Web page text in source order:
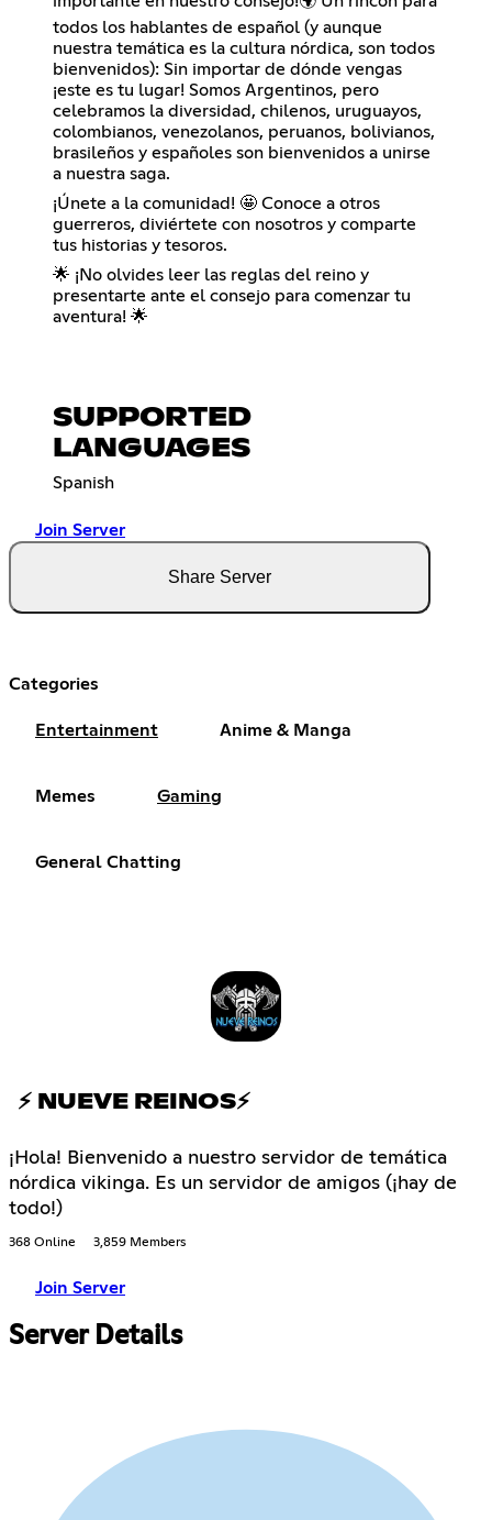
todos los hablantes de español (y aunque
nuestra temática es la cultura nórdica, son todos
bienvenidos): Sin importar de dónde vengas
¡este es tu lugar! Somos Argentinos, pero
celebramos la diversidad, chilenos, uruguayos,
colombianos, venezolanos, peruanos, bolivianos,
brasileños y españoles son bienvenidos a unirse
a nuestra saga.
¡Únete a la comunidad! 🤩 Conoce a otros
guerreros, diviértete con nosotros y comparte
tus historias y tesoros.
🌟 ¡No olvides leer las reglas del reino y
presentarte ante el consejo para comenzar tu
aventura! 🌟
SUPPORTED
LANGUAGES
Spanish
Join Server
Share Server
Categories
Entertainment Anime & Manga
Memes Gaming
General Chatting
⚡ NUEVE REINOS⚡
¡Hola! Bienvenido a nuestro servidor de temática
nórdica vikinga. Es un servidor de amigos (¡hay de
todo!)
368 Online 3,859 Members
Join Server
Server Details